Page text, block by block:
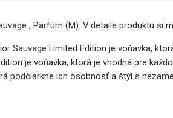
, Parfum (M). V detaile produktu si
Sauvage Limited Edition je voňavka,
je voňavka, ktorá je vhodná pre
podčiarkne ich osobnosť a štýl s